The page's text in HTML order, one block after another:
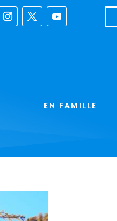
EN FAMILLE